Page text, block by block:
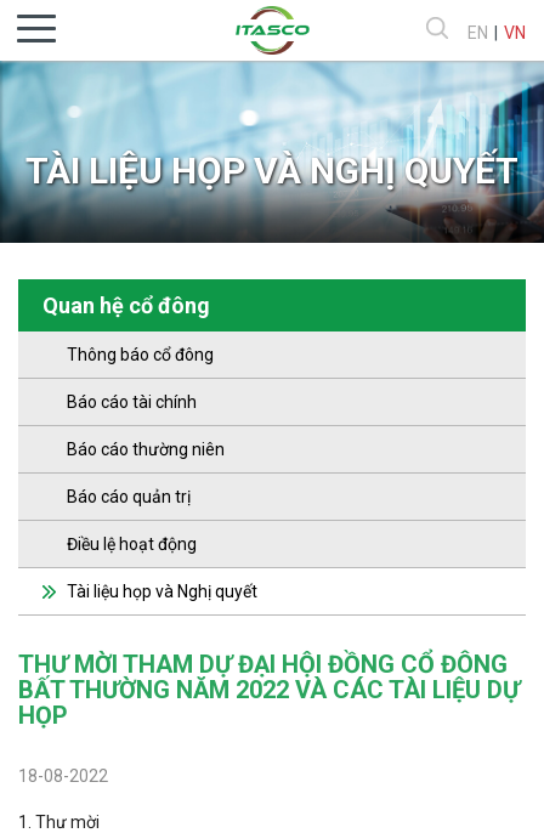
EN VN
TÀI LIỆU HỌP VÀ NGHỊ QUYẾT
Quan hệ cổ đông
Thông báo cổ đông
Báo cáo tài chính
Báo cáo thường niên
Báo cáo quản trị
Điều lệ hoạt động
Tài liệu họp và Nghị quyết
THƯ MỜI THAM DỰ ĐẠI HỘI ĐỒNG CỔ ĐÔNG
BẤT THƯỜNG NĂM 2022 VÀ CÁC TÀI LIỆU DỰ
HỌP
18-08-2022
1. Thư mời